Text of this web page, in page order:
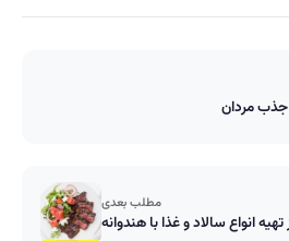
مردان
مطلب بعدی
انواع سالاد و غذا با هندوانه